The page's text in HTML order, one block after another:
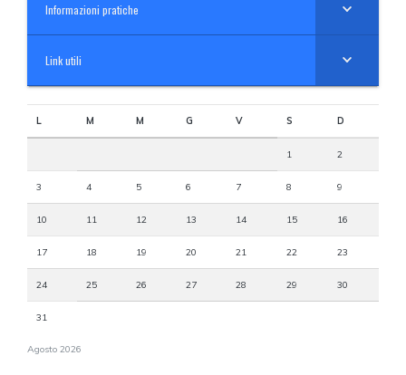
Informazioni pratiche
Link utili
Agosto 2026
L M M G V S D
1 2
3 4 5 6 7 8 9
10 11 12 13 14 15 16
17 18 19 20 21 22 23
24 25 26 27 28 29 30
31